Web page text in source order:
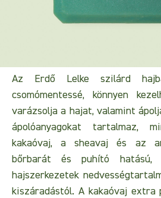
Az Erdő Lelke szilárd
csomómentessé, könnyen
varázsolja a hajat, valamint
ápolóanyagokat tartalmaz,
kakaóvaj, a sheavaj és az
bőrbarát és puhító
hajszerkezetek
kiszáradástól. A kakaóvaj